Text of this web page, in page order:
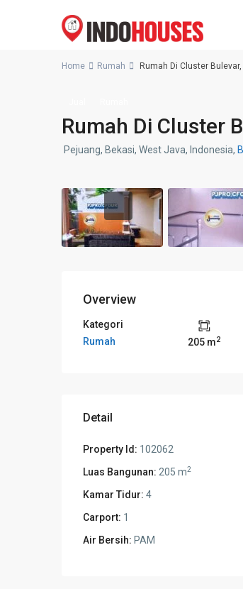
Home Rumah Rumah Di Cluster
Rumah Di Cluster
Pejuang, Bekasi, West Java, Indonesia,
Overview
Kategori
Rumah
205 m2
Detail
Property Id: 102062
Luas Bangunan: 205 m2
Kamar Tidur: 4
Carport: 1
Air Bersih: PAM